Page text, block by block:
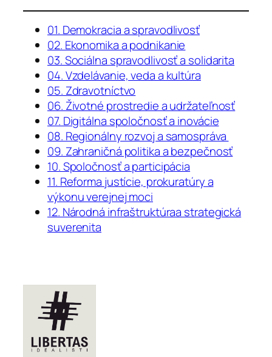
01. Demokracia a spravodlivosť
02. Ekonomika a podnikanie
03. Sociálna spravodlivosť a solidarita
04. Vzdelávanie, veda a kultúra
05. Zdravotníctvo
06. Životné prostredie a udržateľnosť
07. Digitálna spoločnosť a inovácie
08. Regionálny rozvoj a samospráva
09. Zahraničná politika a bezpečnosť
10. Spoločnosť a participácia
11. Reforma justície, prokuratúry a
výkonu verejnej moci
12. Národná infraštruktúraa strategická
suverenita